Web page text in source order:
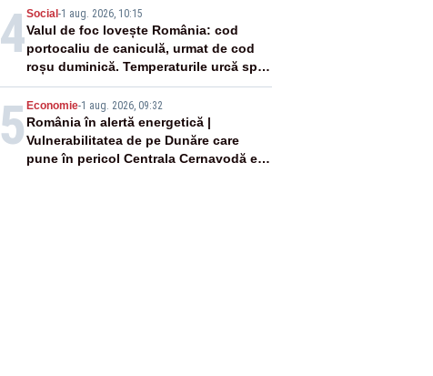
4Social -1 aug. 2026, 10:15
Valul de foc lovește România: cod
portocaliu de caniculă, urmat de cod
roșu duminică. Temperaturile urcă spre
40°C
5 Economie-1 aug. 2026, 09:32
România în alertă energetică |
Vulnerabilitatea de pe Dunăre care
pune în pericol Centrala Cernavodă era